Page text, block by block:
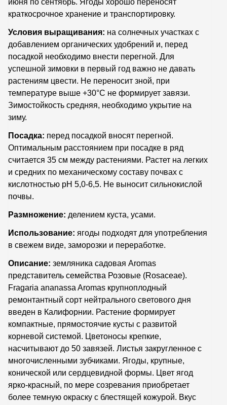
июня по сентябрь. Ягоды хорошо переносят
краткосрочное хранение и транспортировку.
Условия выращивания: на солнечных участках с
добавлением органических удобрений и, перед
посадкой необходимо внести перегной. Для
успешной зимовки в первый год важно не давать
растениям цвести. Не переносит зной, при
температуре выше +30°С не формирует завязи.
Зимостойкость средняя, необходимо укрытие на
зиму.
Посадка: перед посадкой вносят перегной.
Оптимальным расстоянием при посадке в ряд
считается 35 см между растениями. Растет на легких
и средних по механическому составу почвах с
кислотностью рН 5,0-6,5. Не выносит сильнокислой
почвы.
Размножение: делением куста, усами.
Использование: ягоды подходят для употребления
в свежем виде, заморозки и переработке.
Описание: земляника садовая Aromas
представитель семейства Розовые (Rosaceae).
Fragaria ananassa Aromas крупноплодный
ремонтантный сорт нейтрального светового дня
введен в Калифорнии. Растение формирует
компактные, прямостоячие кусты с развитой
корневой системой. Цветоносы крепкие,
насчитывают до 50 завязей. Листья закругленное с
многочисленными зубчиками. Ягоды, крупные,
конической или сердцевидной формы. Цвет ягод
ярко-красный, по мере созревания приобретает
более темную окраску с блестящей кожурой. Вкус